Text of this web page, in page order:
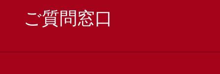
ご質問窓口